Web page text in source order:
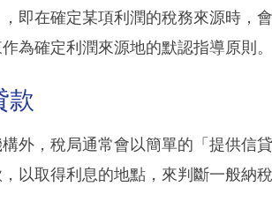
即在確定某項利潤的稅務來源時，
為確定利潤來源地的默認指導原則。
款
外，稅局通常會以簡單的「提供信
以取得利息的地點，來判斷一般納